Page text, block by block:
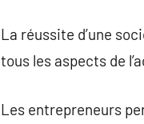
La réussite d’une
tous les aspects de
Les entrepreneurs